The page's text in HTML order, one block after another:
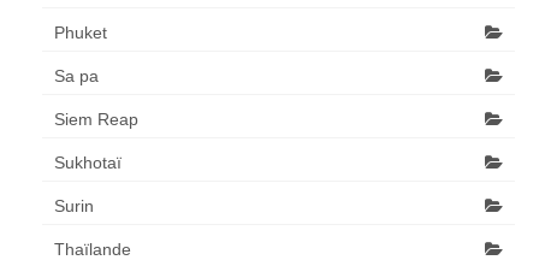
Phuket
Sa pa
Siem Reap
Sukhotaï
Surin
Thaïlande